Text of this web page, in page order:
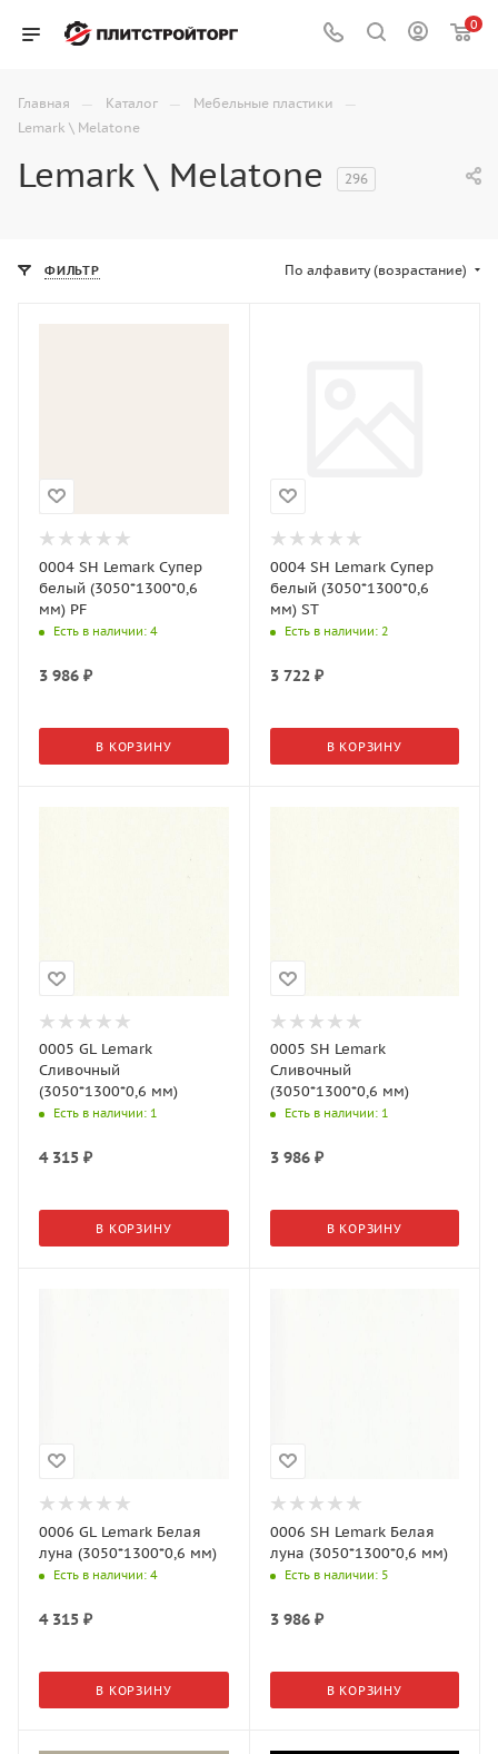
0
Главная — Каталог — Мебельные пластики —
Lemark \ Melatone
Lemark \ Melatone 296
ФИЛЬТР По алфавиту (возрастание)
0004 SH Lemark Супер
белый (3050*1300*0,6
мм) PF
Есть в наличии: 4
3 986 ₽
В КОРЗИНУ
0004 SH Lemark Супер
белый (3050*1300*0,6
мм) ST
Есть в наличии: 2
3 722₽
В КОРЗИНУ
0005 GL Lemark
Сливочный
(3050*1300*0,6 мм)
Есть в наличии: 1
4 315 ₽
В КОРЗИНУ
0005 SH Lemark
Сливочный
(3050*1300*0,6 мм)
Есть в наличии: 1
3 986₽
В КОРЗИНУ
0006 GL Lemark Белая
луна (3050*1300*0,6 мм)
Есть в наличии: 4
4 315 ₽
В КОРЗИНУ
0006 SH Lemark Белая
луна (3050*1300*0,6 мм)
Есть в наличии: 5
3 986₽
В КОРЗИНУ